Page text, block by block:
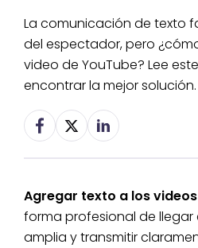
La comunicación de texto
del espectador, pero
video de YouTube? Lee
encontrar la mejor solución.
Agregar texto a los
forma profesional de
amplia y transmitir